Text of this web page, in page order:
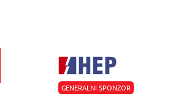
GENERALNI SPONZOR